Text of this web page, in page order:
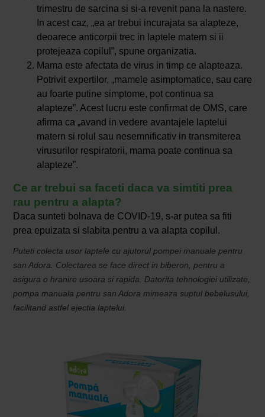
trimestru de sarcina si si-a revenit pana la nastere.
In acest caz, „ea ar trebui incurajata sa alapteze,
deoarece anticorpii trec in laptele matern si ii
protejeaza copilul”, spune organizatia.
Mama este afectata de virus in timp ce alapteaza.
Potrivit expertilor, „mamele asimptomatice, sau care
au foarte putine simptome, pot continua sa
alapteze”. Acest lucru este confirmat de OMS, care
afirma ca „avand in vedere avantajele laptelui
matern si rolul sau nesemnificativ in transmiterea
virusurilor respiratorii, mama poate continua sa
alapteze”.
Ce ar trebui sa faceti daca va simtiti prea
rau pentru a alapta?
Daca sunteti bolnava de COVID-19, s-ar putea sa fiti
prea epuizata si slabita pentru a va alapta copilul.
Puteti colecta usor laptele cu ajutorul pompei manuale pentru
san Adora. Colectarea se face direct in biberon, pentru a
asigura o hranire usoara si rapida. Datorita tehnologiei utilizate,
pompa manuala pentru san Adora mimeaza suptul bebelusului,
facilitand astfel ejectia laptelui.